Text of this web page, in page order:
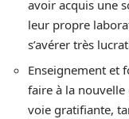
avoir acquis une
leur propre
s’avérer très
Enseignement et
faire à la
voie gratifiante,